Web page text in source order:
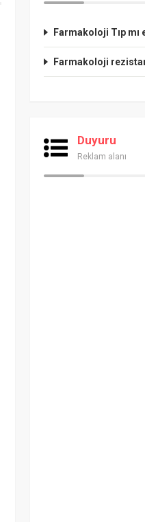
Farmakoloji Tıp mı
Farmakoloji
Duyuru
Reklam alanı